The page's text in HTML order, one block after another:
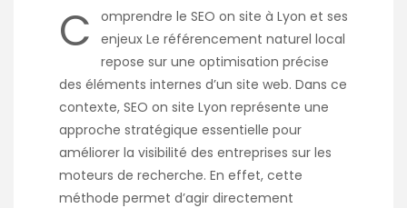
C
omprendre le SEO on site à Lyon et ses
enjeux Le référencement naturel local
repose sur une optimisation précise
des éléments internes d’un site web. Dans ce
contexte, SEO on site Lyon représente une
approche stratégique essentielle pour
améliorer la visibilité des entreprises sur les
moteurs de recherche. En effet, cette
méthode permet d’agir directement